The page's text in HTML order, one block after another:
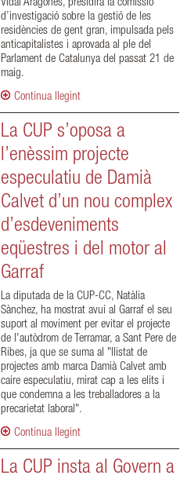
Vidal Aragonés, presidirà la comissió
d’investigació sobre la gestió de les
residències de gent gran, impulsada pels
anticapitalistes i aprovada al ple del
Parlament de Catalunya del passat 21 de
maig.
Continua llegint
La CUP s’oposa a
l’enèssim projecte
especulatiu de Damià
Calvet d’un nou complex
d’esdeveniments
eqüestres i del motor al
Garraf
La diputada de la CUP-CC, Natàlia
Sànchez, ha mostrat avui al Garraf el seu
suport al moviment per evitar el projecte
de l'autòdrom de Terramar, a Sant Pere de
Ribes, ja que se suma al "llistat de
projectes amb marca Damià Calvet amb
caire especulatiu, mirat cap a les elits i
que condemna a les treballadores a la
precarietat laboral".
Continua llegint
La CUP insta al Govern a